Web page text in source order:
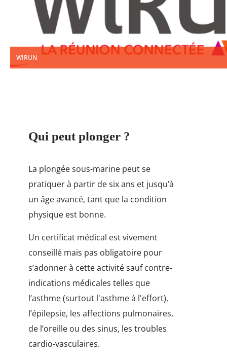
WIRUN
Qui peut plonger ?
La plongée sous-marine peut se
pratiquer à partir de six ans et jusqu’à
un âge avancé, tant que la condition
physique est bonne.
Un certificat médical est vivement
conseillé mais pas obligatoire pour
s’adonner à cette activité sauf contre-
indications médicales telles que
l’asthme (surtout l'asthme à l'effort),
l’épilepsie, les affections pulmonaires,
de l’oreille ou des sinus, les troubles
cardio-vasculaires.